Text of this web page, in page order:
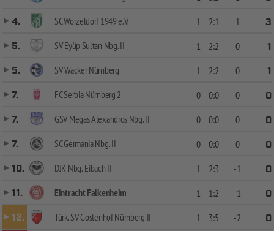
4.
SC Worzeldorf 1949 e.V. 1 2:1 1
3
5.
SV Eyüp Sultan Nbg. II 1 2:2 0
1
5.
SV Wacker Nürnberg 1 2:2 0
1
7.
FC Serbia Nürnberg 2 0 0:0 0
0
7.
GSV Megas Alexandros Nbg. II 0 0:0 0
0
7.
SC Germania Nbg. II 0 0:0 0
0
10.
DJK Nbg.-Eibach II 1 2:3 -1
0
11.
Eintracht Falkenheim 1 1:2 -1
0
12.
Türk. SV Gostenhof Nürnberg II 1 3:5 -2
0